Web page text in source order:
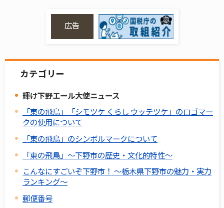
広告
カテゴリー
輝け下野エール大使ニュース
「東の飛鳥」「シモツケ くらし ウッテツケ」のロゴマー
クの使用について
「東の飛鳥」のシンボルマークについて
「東の飛鳥」～下野市の歴史・文化的特性～
こんなにすごいぞ下野市！ ～栃木県下野市の魅力・実力
ランキング～
郵便番号